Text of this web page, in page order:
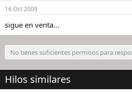
16 Oct 2009
sigue en venta...
No tienes suficientes permisos para
Hilos similares